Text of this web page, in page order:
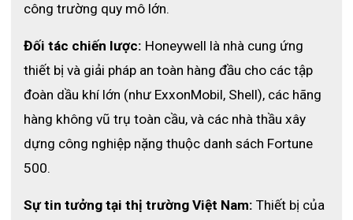
công trường quy mô lớn.
Đối tác chiến lược: Honeywell là nhà cung ứng
thiết bị và giải pháp an toàn hàng đầu cho các tập
đoàn dầu khí lớn (như ExxonMobil, Shell), các hãng
hàng không vũ trụ toàn cầu, và các nhà thầu xây
dựng công nghiệp nặng thuộc danh sách Fortune
500.
Sự tin tưởng tại thị trường Việt Nam: Thiết bị của